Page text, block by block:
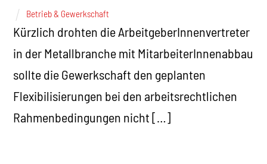
Betrieb & Gewerkschaft
Kürzlich drohten die ArbeitgeberInnenvertreter
in der Metallbranche mit MitarbeiterInnenabbau
sollte die Gewerkschaft den geplanten
Flexibilisierungen bei den arbeitsrechtlichen
Rahmenbedingungen nicht […]